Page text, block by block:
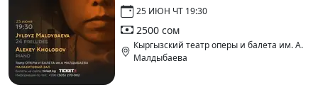
25 ИЮН ЧТ 19:30
2500 сом
Кыргызский театр оперы и балета им. А.
Малдыбаева